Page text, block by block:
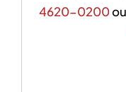
4620-0200